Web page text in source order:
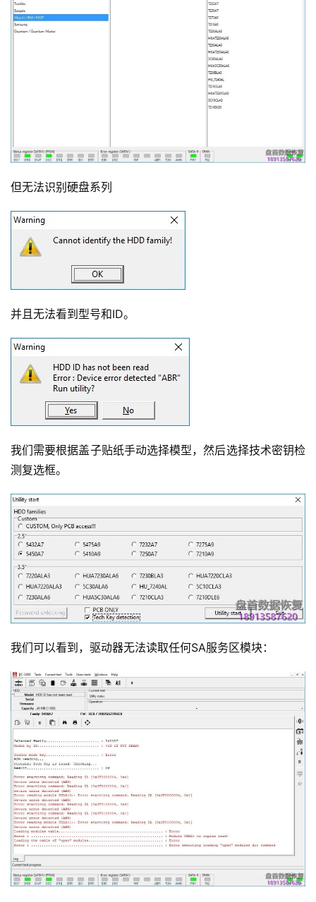
但无法识别硬盘系列
并且无法看到型号和ID。
我们需要根据盖子贴纸手动选择模型，然后选择技术密钥检
测复选框。
我们可以看到，驱动器无法读取任何SA服务区模块：